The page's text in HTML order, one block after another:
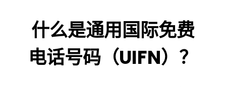
什么是通用国际免费
电话号码（UIFN）？